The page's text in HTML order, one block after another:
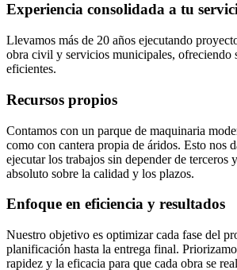
Experiencia consolidada a tu
Llevamos más de 20 años ejecutando
obra civil y servicios municipales, ofreciendo
eficientes.
Recursos propios
Contamos con un parque de maquinaria
como con cantera propia de áridos. Esto nos
ejecutar los trabajos sin depender de terceros
absoluto sobre la calidad y los plazos.
Enfoque en eficiencia y resultados
Nuestro objetivo es optimizar cada fase del
planificación hasta la entrega final.
rapidez y la eficacia para que cada obra se